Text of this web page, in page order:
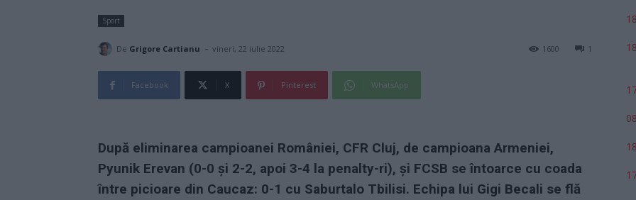
Sport
De Grigore Cartianu - vineri, 22 iulie 2022 1
1600
Facebook X Pinterest WhatsApp
După eliminarea campioanei României, CFR Cluj, de campioana Armeniei,
Pyunik Erevan (0-0 și 2-2, apoi 3-4 la penalty-ri), și FCSB se întoarce cu coada
între picioare din Caucaz: 0-1 cu Saburtalo Tbilisi. Echipa lui Gigi Becali se flă